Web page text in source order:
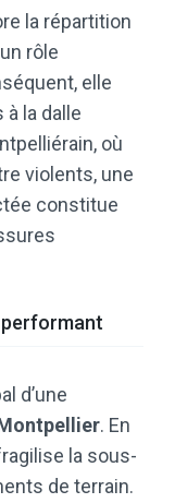
la répartition
rôle
elle
la dalle
où
violents, une
constitue
performant
d’une
. En
la sous-
de terrain.